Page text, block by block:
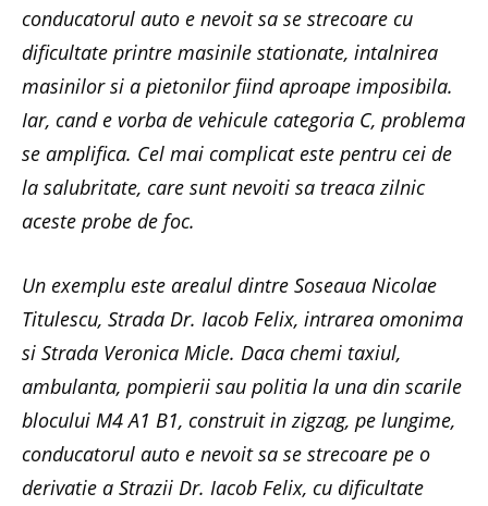
conducatorul auto e nevoit sa se strecoare cu
dificultate printre masinile stationate, intalnirea
masinilor si a pietonilor fiind aproape imposibila.
Iar, cand e vorba de vehicule categoria C, problema
se amplifica. Cel mai complicat este pentru cei de
la salubritate, care sunt nevoiti sa treaca zilnic
aceste probe de foc.
Un exemplu este arealul dintre Soseaua Nicolae
Titulescu, Strada Dr. Iacob Felix, intrarea omonima
si Strada Veronica Micle. Daca chemi taxiul,
ambulanta, pompierii sau politia la una din scarile
blocului M4 A1 B1, construit in zigzag, pe lungime,
conducatorul auto e nevoit sa se strecoare pe o
derivatie a Strazii Dr. Iacob Felix, cu dificultate